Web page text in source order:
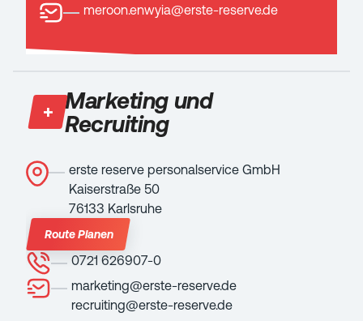
meroon.enwyia@erste-reserve.de
Marketing und
Recruiting
erste reserve personalservice GmbH
Kaiserstraße 50
76133 Karlsruhe
Route Planen
0721 626907-0
marketing@erste-reserve.de
recruiting@erste-reserve.de